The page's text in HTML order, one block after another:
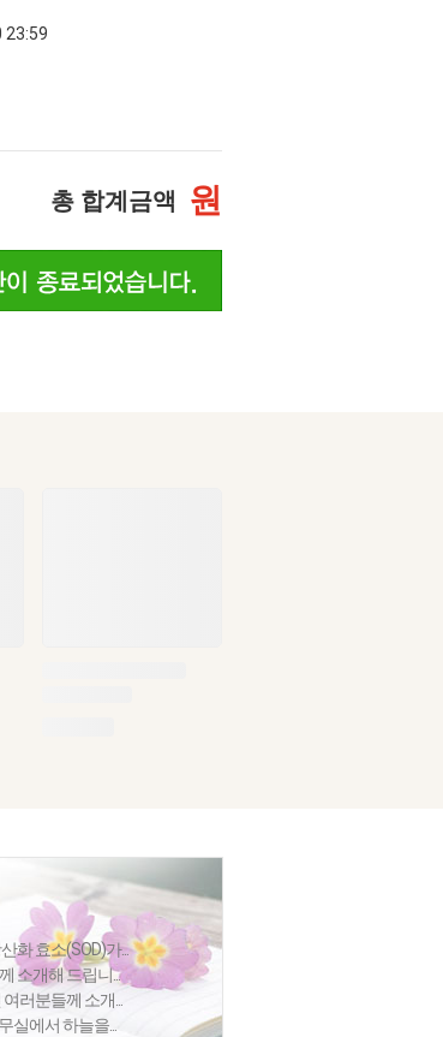
23:59
총 합계금액 원
화 효소(SOD)가...
소개해 드립니...
러분들께 소개...
실에서 하늘을...